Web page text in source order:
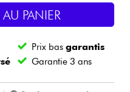
PANIER
Prix bas garantis
Garantie 3 ans